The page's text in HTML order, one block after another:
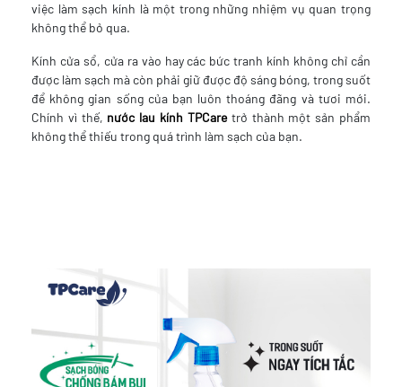
việc làm sạch kính là một trong những nhiệm vụ quan trọng
không thể bỏ qua.
Kính cửa sổ, cửa ra vào hay các bức tranh kính không chỉ cần
được làm sạch mà còn phải giữ được độ sáng bóng, trong suốt
để không gian sống của bạn luôn thoáng đãng và tươi mới.
Chính vì thế, nước lau kính TPCaretrở thành một sản phẩm
không thể thiếu trong quá trình làm sạch của bạn.